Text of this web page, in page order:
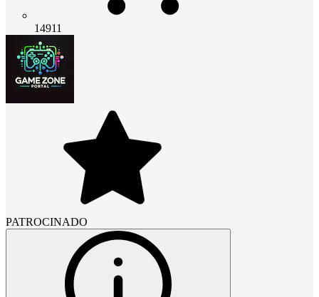
14911
PATROCINADO